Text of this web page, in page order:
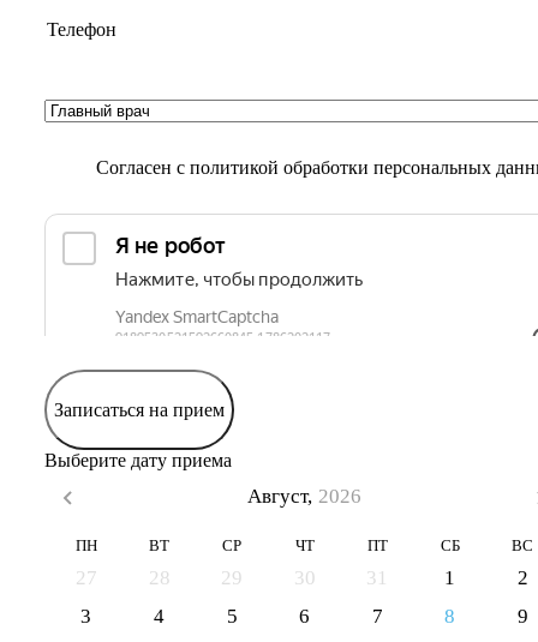
Согласен с политикой обработки персональных
Записаться на прием
Выберите дату приема
Август, 2026
ПН ВТ СР ЧТ ПТ СБ ВС
27 28 29 30 31 1
2
3
4 5 6 7 8
9